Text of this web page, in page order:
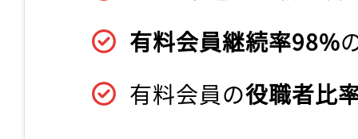
有料会員継続率98%
有料会員の役職者比